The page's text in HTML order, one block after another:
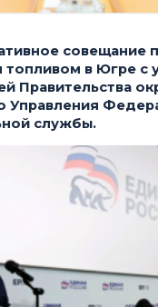
совещание
в Югре с
Правительства
Управления
службы.